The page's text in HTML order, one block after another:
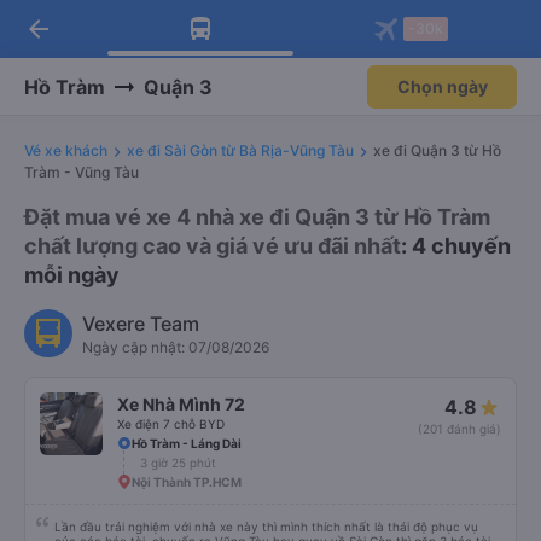
Tải app Vexere ngay!
Nhận ưu đãi thành viên độc
Mở app
Tải app Vexere
-30k/ghế khi đặt vé máy bay qua
Mở app
arrow_back
Hồ Tràm Quận 3 Chọn ngày
Vé xe khách xe đi Sài Gòn từ Bà Rịa-Vũng Tàu
xe đi Quận 3 từ Hồ
Tràm - Vũng Tàu
Đặt mua vé xe 4 nhà xe đi Quận 3 từ Hồ Tràm
chất lượng cao và giá vé ưu đãi nhất: 4 chuyến
mỗi ngày
Vexere Team
Ngày cập nhật: 07/08/2026
Xe Nhà Mình 72
Xe điện 7 chỗ BYD
4.8
(201 đánh giá)
Hồ Tràm - Láng Dài
3 giờ 25 phút
Nội Thành TP.HCM
Lần đầu trải nghiệm với nhà xe này thì mình thích nhất là thái độ phục vụ